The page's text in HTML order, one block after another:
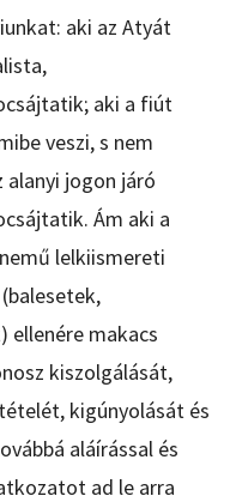
aki az Atyát
aki a fiút
veszi, s nem
alanyi jogon járó
Ám aki a
lelkiismereti
ellenére makacs
kiszolgálását,
kigúnyolását és
aláírással és
ad le arra